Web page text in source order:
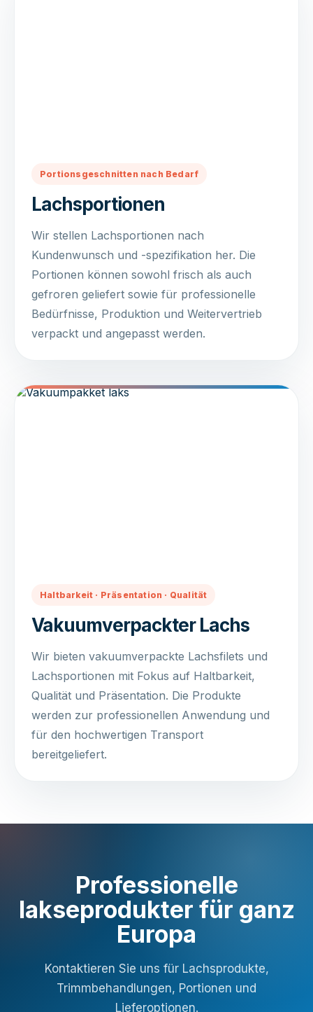
Portionsgeschnitten nach Bedarf
Lachsportionen
Wir stellen Lachsportionen nach
Kundenwunsch und -spezifikation her. Die
Portionen können sowohl frisch als auch
gefroren geliefert sowie für professionelle
Bedürfnisse, Produktion und Weitervertrieb
verpackt und angepasst werden.
Haltbarkeit · Präsentation · Qualität
Vakuumverpackter Lachs
Wir bieten vakuumverpackte Lachsfilets und
Lachsportionen mit Fokus auf Haltbarkeit,
Qualität und Präsentation. Die Produkte
werden zur professionellen Anwendung und
für den hochwertigen Transport
bereitgeliefert.
Professionelle
lakseprodukter für ganz
Europa
Kontaktieren Sie uns für Lachsprodukte,
Trimmbehandlungen, Portionen und
Lieferoptionen.